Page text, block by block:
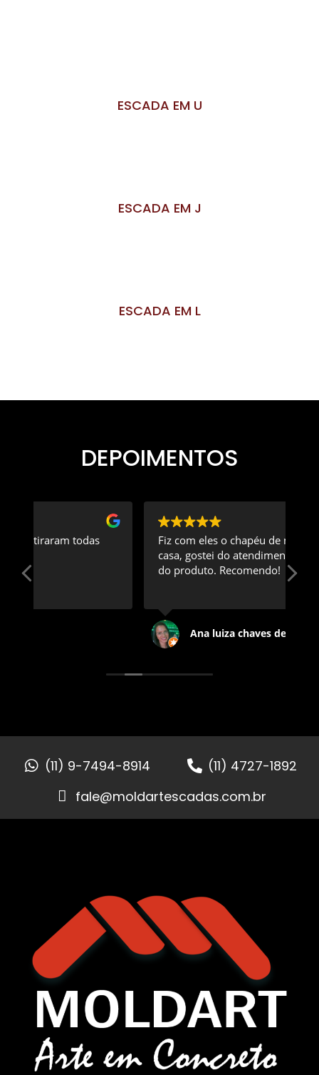
ESCADA EM U
ESCADA EM J
ESCADA EM L
DEPOIMENTOS
Fiz com eles o chapéu de muro da minha
casa, gostei do atendimento e da qualidade
do produto. Recomendo!
Ana luiza chaves de oliveira
(11) 9-7494-8914
(11) 4727-1892
fale@moldartescadas.com.br